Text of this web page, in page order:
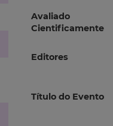
Avaliado
Cientificamente
Editores
Título do Evento